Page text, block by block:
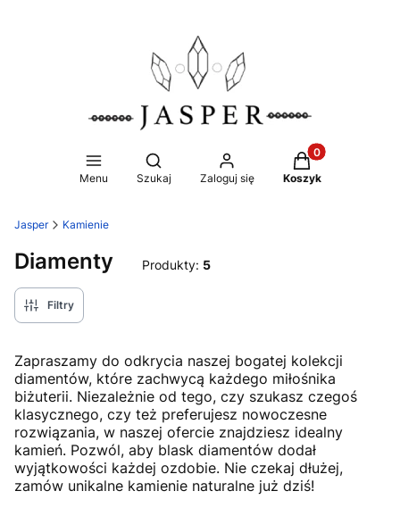
Menu
Otwórz wyszukiwarkę
Szukaj Zaloguj się
Produkty w
Koszyk
Jasper Kamienie
Diamenty Produkty: 5
Filtry
Zapraszamy do odkrycia naszej bogatej kolekcji
diamentów, które zachwycą każdego miłośnika
biżuterii. Niezależnie od tego, czy szukasz czegoś
klasycznego, czy też preferujesz nowoczesne
rozwiązania, w naszej ofercie znajdziesz idealny
kamień. Pozwól, aby blask diamentów dodał
wyjątkowości każdej ozdobie. Nie czekaj dłużej,
zamów unikalne kamienie naturalne już dziś!